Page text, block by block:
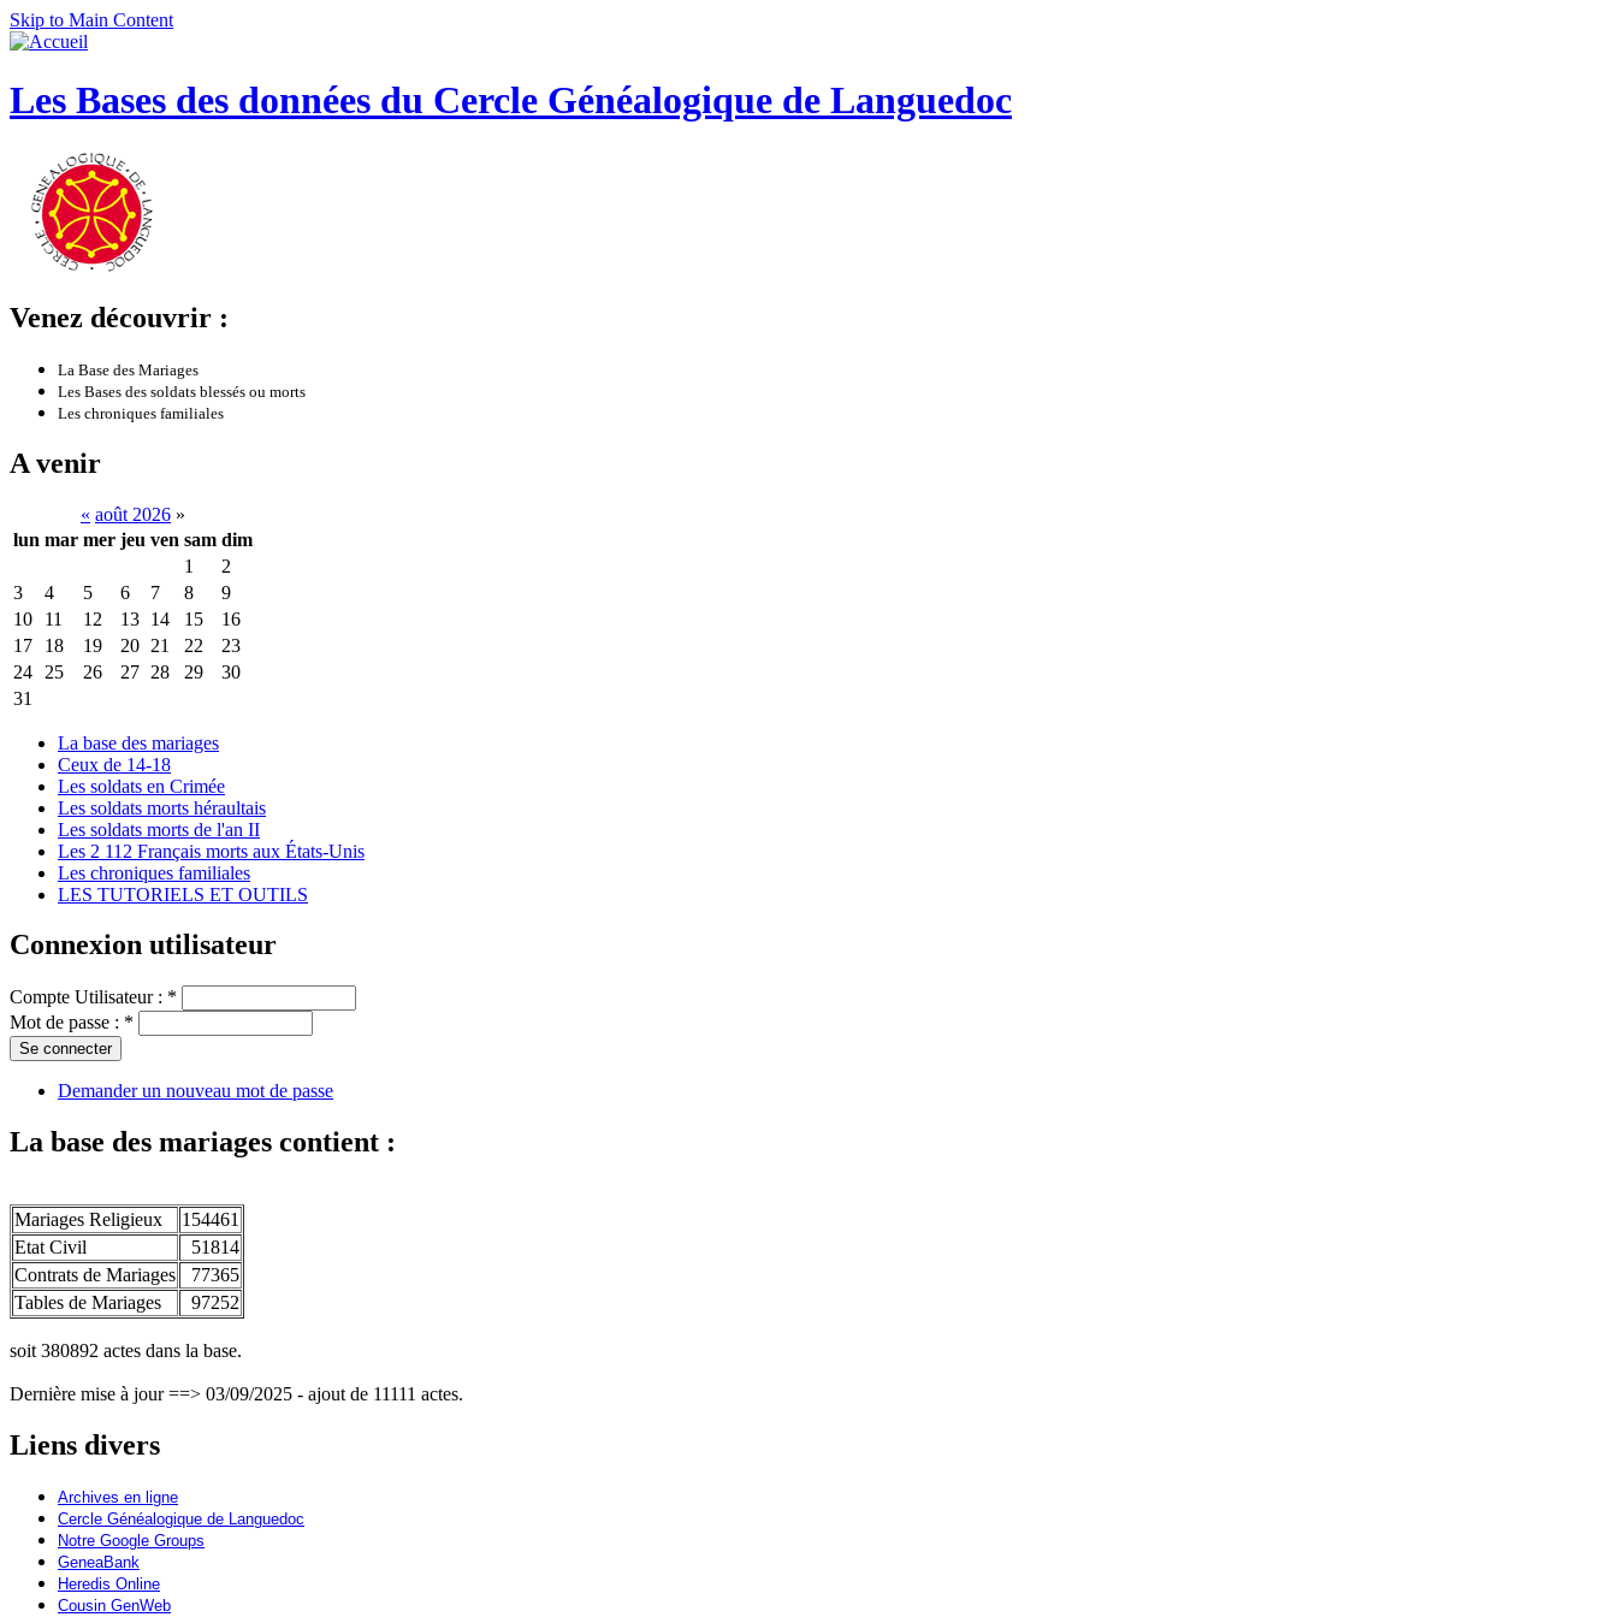
Skip to Main Content
Les Bases des données du Cercle Généalogique de Languedoc
Venez découvrir :
La Base des Mariages
Les Bases des soldats blessés ou morts
Les chroniques familiales
A venir
« août 2026 »
lun mar mer jeu ven sam dim
1
2
3
4 5 6 7 8
9
10
11 12 13 14 15
16
17
18 19 20 21 22
23
24
25 26 27 28 29
30
31
La base des mariages
Ceux de 14-18
Les soldats en Crimée
Les soldats morts héraultais
Les soldats morts de l'an II
Les 2 112 Français morts aux États-Unis
Les chroniques familiales
LES TUTORIELS ET OUTILS
Connexion utilisateur
Compte Utilisateur : *
Mot de passe : *
Demander un nouveau mot de passe
La base des mariages contient :
Mariages Religieux
154461
Etat Civil
51814
Contrats de Mariages
77365
Tables de Mariages
97252
soit 380892 actes dans la base.
Dernière mise à jour ==> 03/09/2025 - ajout de 11111 actes.
Liens divers
Archives en ligne
Cercle Généalogique de Languedoc
Notre Google Groups
GeneaBank
Heredis Online
Cousin GenWeb